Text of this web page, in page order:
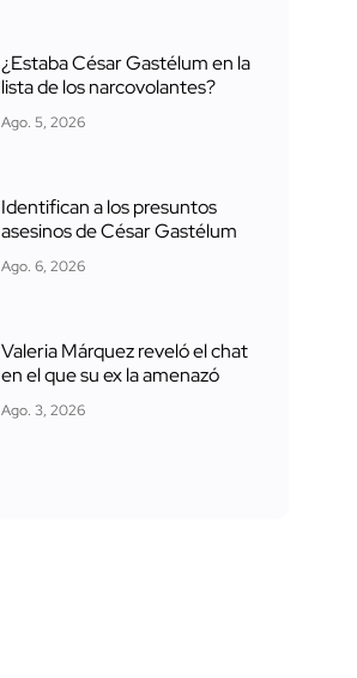
¿Estaba César Gastélum en la
lista de los narcovolantes?
Ago. 5, 2026
Identifican a los presuntos
asesinos de César Gastélum
Ago. 6, 2026
Valeria Márquez reveló el chat
en el que su ex la amenazó
Ago. 3, 2026